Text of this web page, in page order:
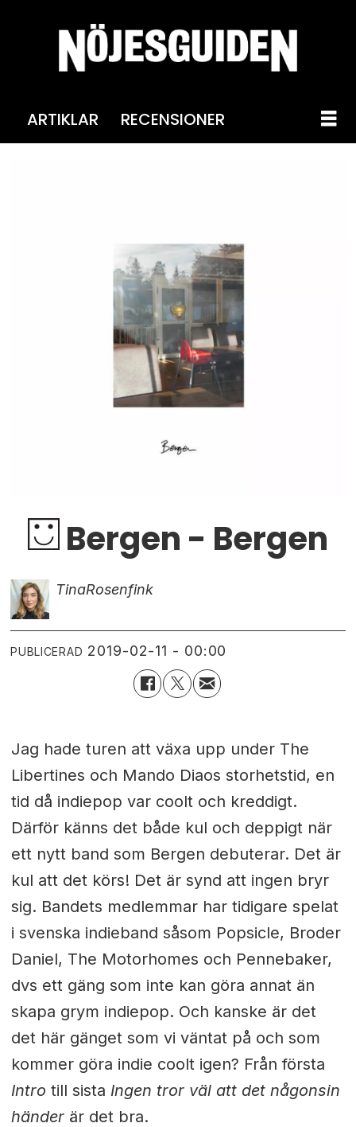
ARTIKLAR RECENSIONER
Bergen - Bergen
TinaRosenfink
PUBLICERAD 2019-02-11 - 00:00
Jag hade turen att växa upp under The
Libertines och Mando Diaos storhetstid, en
tid då indiepop var coolt och kreddigt.
Därför känns det både kul och deppigt när
ett nytt band som Bergen debuterar. Det är
kul att det körs! Det är synd att ingen bryr
sig. Bandets medlemmar har tidigare spelat
i svenska indieband såsom Popsicle, Broder
Daniel, The Motorhomes och Pennebaker,
dvs ett gäng som inte kan göra annat än
skapa grym indiepop. Och kanske är det
det här gänget som vi väntat på och som
kommer göra indie coolt igen? Från första
Intro till sista Ingen tror väl att det någonsin
händerär det bra.